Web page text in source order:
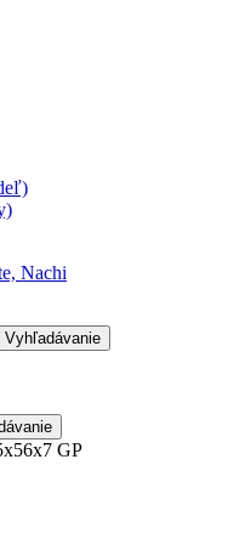
Vyhľadávanie
GP